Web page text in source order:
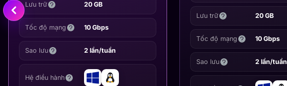
Lưu trữ 20 GB
Tốc độ mạng 10 Gbps
Sao lưu 2 lần/tuần
Hệ điều hành
Lưu trữ 20 GB
Tốc độ mạng 10 Gbps
Sao lưu 2 lần/tuần